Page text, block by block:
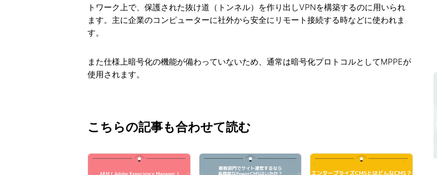
トワーク上で、保護された抜け道（トンネル）を作り出しVPNを構築するのに用いられ
ます。主に企業のコンピューターに社外から安全にリモート接続する時などに使われま
す。
また仕様上暗号化の機能が備わっていないため、通常は暗号化プロトコルとしてMPPEが
使用されます。
こちらの記事も合わせて読む